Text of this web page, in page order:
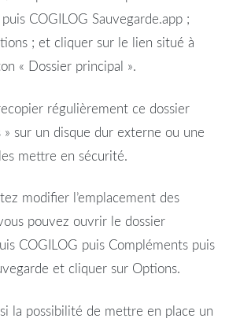
COGILOG Sauvegarde.app ;
; et cliquer sur le lien situé à
« Dossier principal ».
régulièrement ce dossier
» sur un disque dur externe ou une
mettre en sécurité.
modifier l’emplacement des
pouvez ouvrir le dossier
COGILOG puis Compléments puis
et cliquer sur Options.
la possibilité de mettre en place un